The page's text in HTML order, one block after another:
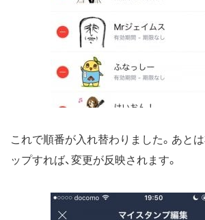
これで順番が入れ替わりました。あと
ップすれば、変更が反映されます。